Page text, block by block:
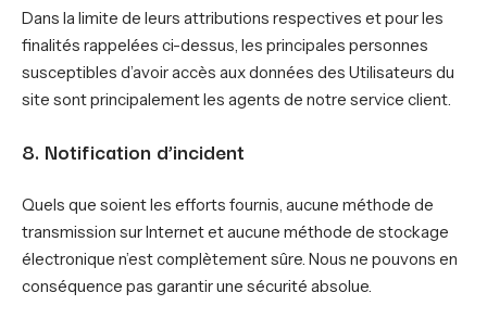
Dans la limite de leurs attributions respectives et pour les
finalités rappelées ci-dessus, les principales personnes
susceptibles d’avoir accès aux données des Utilisateurs du
site sont principalement les agents de notre service client.
8. Notification d’incident
Quels que soient les efforts fournis, aucune méthode de
transmission sur Internet et aucune méthode de stockage
électronique n’est complètement sûre. Nous ne pouvons en
conséquence pas garantir une sécurité absolue.